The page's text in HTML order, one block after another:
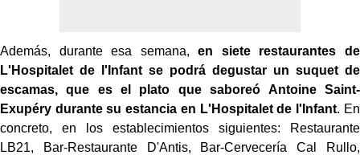
Además, durante esa semana,en siete restaurantes de
L'Hospitalet de l'Infant se podrá degustar un suquet de
escamas, que es el plato que saboreó Antoine Saint-
Exupéry durante su estancia en L'Hospitalet de l'Infant. En
concreto, en los establecimientos siguientes: Restaurante
LB21, Bar-Restaurante D'Antis, Bar-Cervecería Cal Rullo,